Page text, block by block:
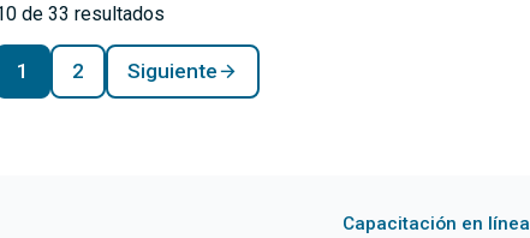
de 33 resultados
1 2 Siguiente
Capacitación en línea